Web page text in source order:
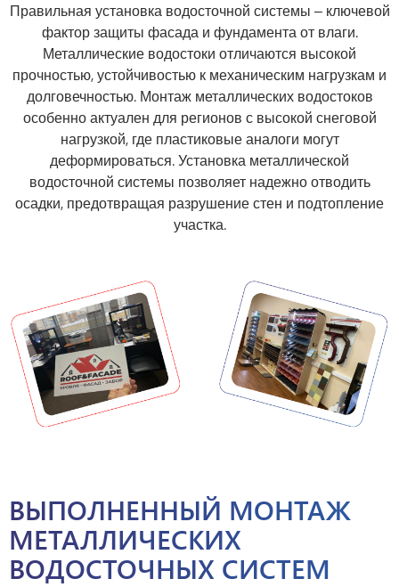
Правильная установка водосточной системы – ключевой
фактор защиты фасада и фундамента от влаги.
Металлические водостоки отличаются высокой
прочностью, устойчивостью к механическим нагрузкам и
долговечностью. Монтаж металлических водостоков
особенно актуален для регионов с высокой снеговой
нагрузкой, где пластиковые аналоги могут
деформироваться. Установка металлической
водосточной системы позволяет надежно отводить
осадки, предотвращая разрушение стен и подтопление
участка.
ВЫПОЛНЕННЫЙ МОНТАЖ
МЕТАЛЛИЧЕСКИХ
ВОДОСТОЧНЫХ СИСТЕМ